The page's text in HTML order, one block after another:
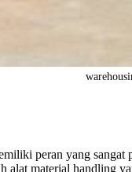
peran yang sangat
alat material handling